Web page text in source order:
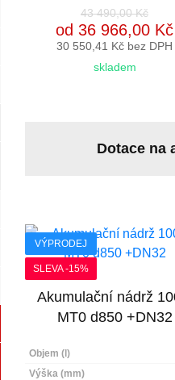
43 490,00 Kč
od 36 966,00 Kč
30 550,41 Kč bez DPH
skladem
Dotace na
VÝPRODEJ
SLEVA -15%
Akumulační nádrž
MT0 d850 +DN32
Objem (l)
Výška (mm)